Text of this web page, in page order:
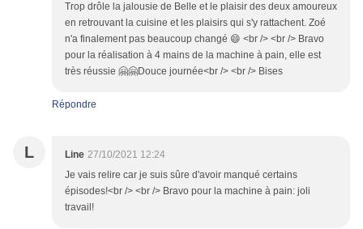
Trop drôle la jalousie de Belle et le plaisir des deux amoureux
en retrouvant la cuisine et les plaisirs qui s'y rattachent. Zoé
n'a finalement pas beaucoup changé 😄 <br /> <br /> Bravo
pour la réalisation à 4 mains de la machine à pain, elle est
très réussie 🤗🤗Douce journée<br /> <br /> Bises
Répondre
L Line 27/10/2021 12:24
Je vais relire car je suis sûre d'avoir manqué certains
épisodes!<br /> <br /> Bravo pour la machine à pain: joli
travail!